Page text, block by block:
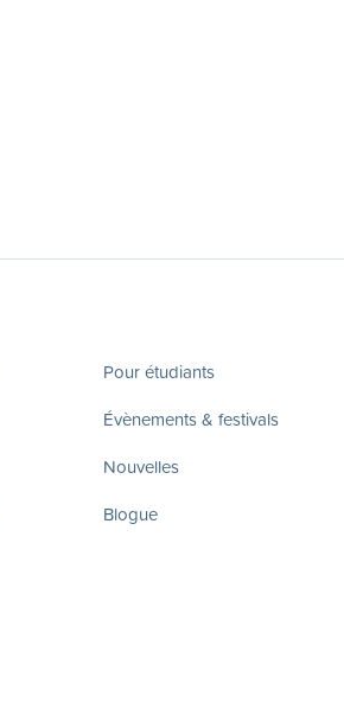
Pour étudiants
Évènements & festivals
Nouvelles
Blogue